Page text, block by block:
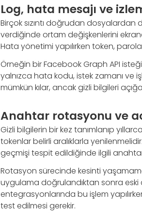
Log, hata mesajı ve
Birçok sızıntı doğrudan
verdiğinde ortam değişkenlerini
Hata yönetimi yapılırken token,
Örneğin bir Facebook Graph API
yalnızca hata kodu, istek zamanı ve
mümkün kılar, ancak gizli bilgileri
Anahtar rotasyonu ve
Gizli bilgilerin bir kez tanımlanıp
tokenlar belirli aralıklarla
geçmişi tespit edildiğinde ilgili
Rotasyon sürecinde kesinti
uygulama doğrulandıktan sonra eski
entegrasyonlarında bu işlem
test edilmesi gerekir.